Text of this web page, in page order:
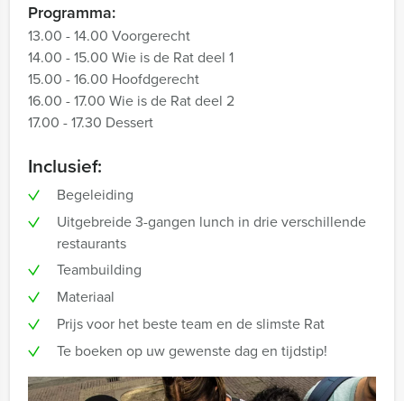
Programma:
13.00 - 14.00 Voorgerecht
14.00 - 15.00 Wie is de Rat deel 1
15.00 - 16.00 Hoofdgerecht
16.00 - 17.00 Wie is de Rat deel 2
17.00 - 17.30 Dessert
Inclusief:
Begeleiding
Uitgebreide 3-gangen lunch in drie verschillende
restaurants
Teambuilding
Materiaal
Prijs voor het beste team en de slimste Rat
Te boeken op uw gewenste dag en tijdstip!